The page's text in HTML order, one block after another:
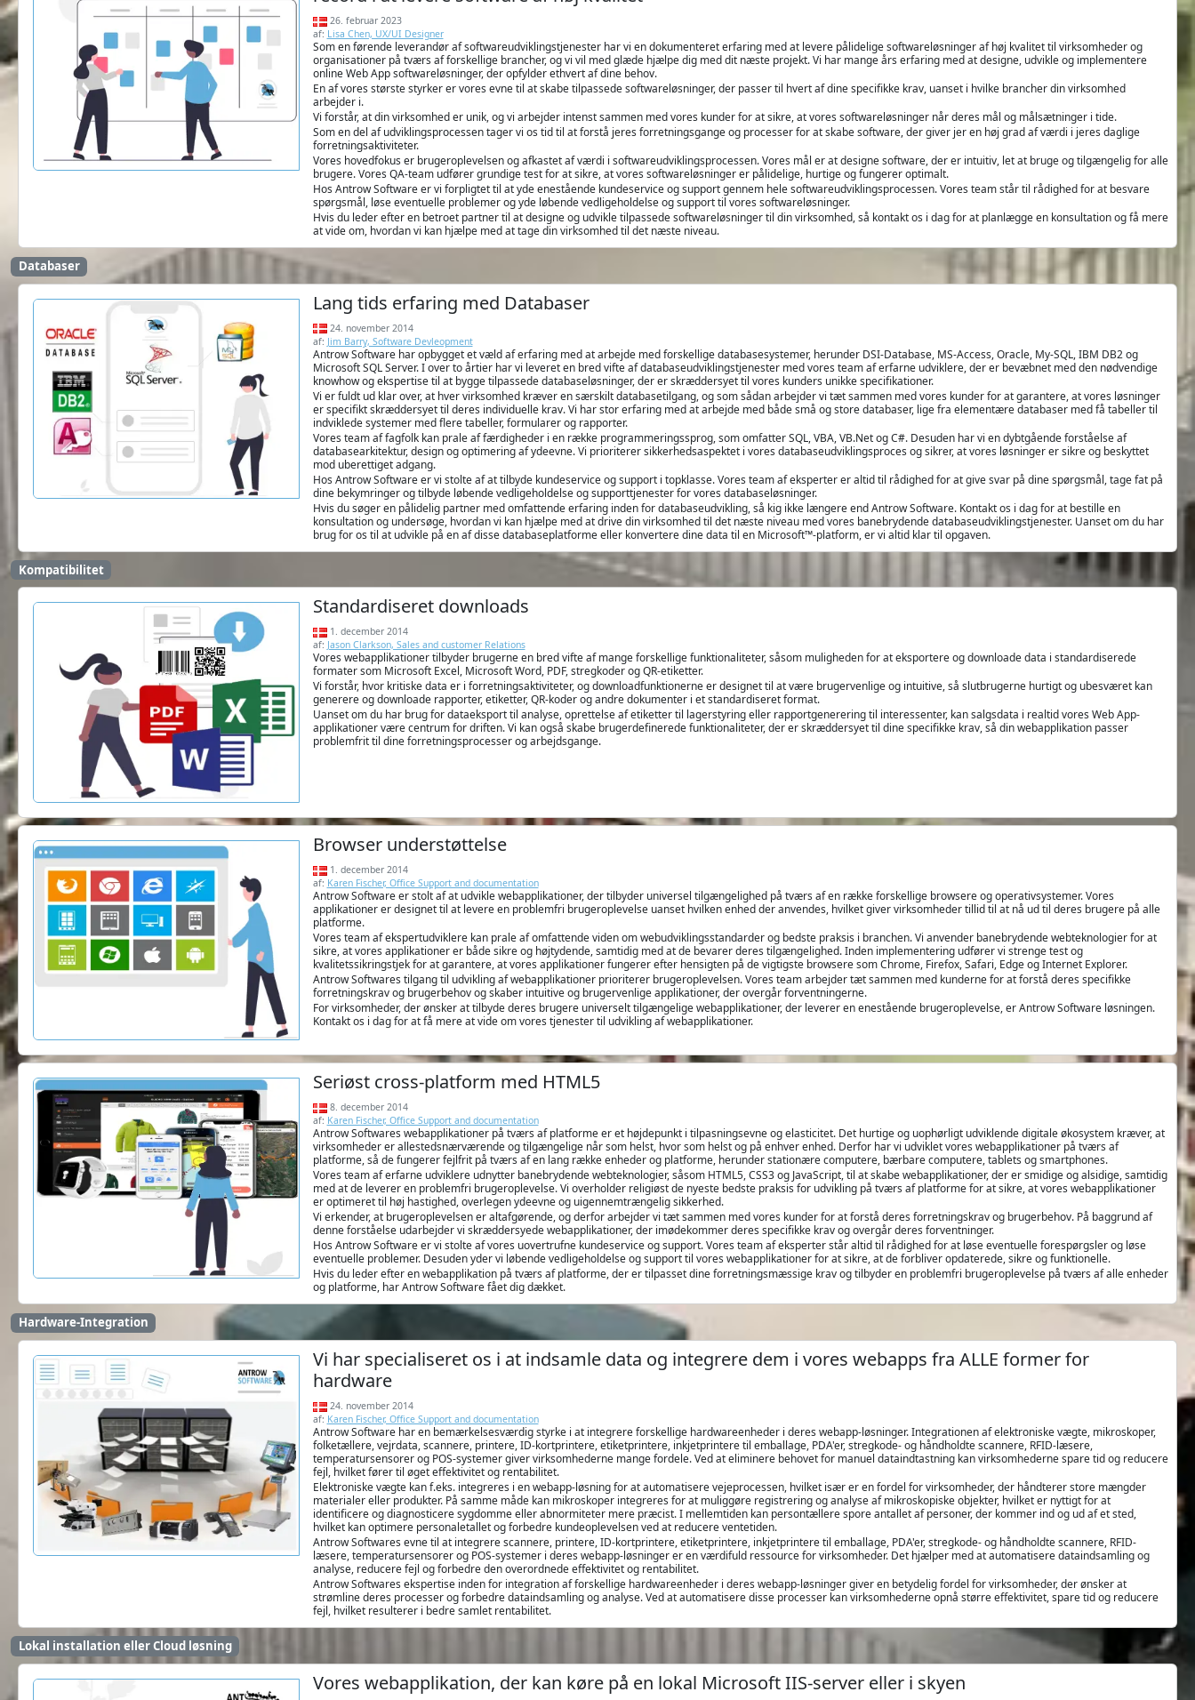
26. februar 2023
af: Lisa Chen, UX/UI Designer
Som en førende leverandør af softwareudviklingstjenester har vi en dokumenteret erfaring med at levere pålidelige softwareløsninger af høj kvalitet til virksomheder og
organisationer på tværs af forskellige brancher, og vi vil med glæde hjælpe dig med dit næste projekt. Vi har mange års erfaring med at designe, udvikle og implementere
online Web App softwareløsninger, der opfylder ethvert af dine behov.
En af vores største styrker er vores evne til at skabe tilpassede softwareløsninger, der passer til hvert af dine specifikke krav, uanset i hvilke brancher din virksomhed
arbejder i.
Vi forstår, at din virksomhed er unik, og vi arbejder intenst sammen med vores kunder for at sikre, at vores softwareløsninger når deres mål og målsætninger i tide.
Som en del af udviklingsprocessen tager vi os tid til at forstå jeres forretningsgange og processer for at skabe software, der giver jer en høj grad af værdi i jeres daglige
forretningsaktiviteter.
Vores hovedfokus er brugeroplevelsen og afkastet af værdi i softwareudviklingsprocessen. Vores mål er at designe software, der er intuitiv, let at bruge og tilgængelig for alle
brugere. Vores QA-team udfører grundige test for at sikre, at vores softwareløsninger er pålidelige, hurtige og fungerer optimalt.
Hos Antrow Software er vi forpligtet til at yde enestående kundeservice og support gennem hele softwareudviklingsprocessen. Vores team står til rådighed for at besvare
spørgsmål, løse eventuelle problemer og yde løbende vedligeholdelse og support til vores softwareløsninger.
Hvis du leder efter en betroet partner til at designe og udvikle tilpassede softwareløsninger til din virksomhed, så kontakt os i dag for at planlægge en konsultation og få mere
at vide om, hvordan vi kan hjælpe med at tage din virksomhed til det næste niveau.
Databaser
Lang tids erfaring med Databaser
24. november 2014
af: Jim Barry, Software Devleopment
Antrow Software har opbygget et væld af erfaring med at arbejde med forskellige databasesystemer, herunder DSI-Database, MS-Access, Oracle, My-SQL, IBM DB2 og
Microsoft SQL Server. I over to årtier har vi leveret en bred vifte af databaseudviklingstjenester med vores team af erfarne udviklere, der er bevæbnet med den nødvendige
knowhow og ekspertise til at bygge tilpassede databaseløsninger, der er skræddersyet til vores kunders unikke specifikationer.
Vi er fuldt ud klar over, at hver virksomhed kræver en særskilt databasetilgang, og som sådan arbejder vi tæt sammen med vores kunder for at garantere, at vores løsninger
er specifikt skræddersyet til deres individuelle krav. Vi har stor erfaring med at arbejde med både små og store databaser, lige fra elementære databaser med få tabeller til
indviklede systemer med flere tabeller, formularer og rapporter.
Vores team af fagfolk kan prale af færdigheder i en række programmeringssprog, som omfatter SQL, VBA, VB.Net og C#. Desuden har vi en dybtgående forståelse af
databasearkitektur, design og optimering af ydeevne. Vi prioriterer sikkerhedsaspektet i vores databaseudviklingsproces og sikrer, at vores løsninger er sikre og beskyttet
mod uberettiget adgang.
Hos Antrow Software er vi stolte af at tilbyde kundeservice og support i topklasse. Vores team af eksperter er altid til rådighed for at give svar på dine spørgsmål, tage fat på
dine bekymringer og tilbyde løbende vedligeholdelse og supporttjenester for vores databaseløsninger.
Hvis du søger en pålidelig partner med omfattende erfaring inden for databaseudvikling, så kig ikke længere end Antrow Software. Kontakt os i dag for at bestille en
konsultation og undersøge, hvordan vi kan hjælpe med at drive din virksomhed til det næste niveau med vores banebrydende databaseudviklingstjenester. Uanset om du har
brug for os til at udvikle på en af disse databaseplatforme eller konvertere dine data til en Microsoft™-platform, er vi altid klar til opgaven.
Kompatibilitet
Standardiseret downloads
1. december 2014
af: Jason Clarkson, Sales and customer Relations
Vores webapplikationer tilbyder brugerne en bred vifte af mange forskellige funktionaliteter, såsom muligheden for at eksportere og downloade data i standardiserede
formater som Microsoft Excel, Microsoft Word, PDF, stregkoder og QR-etiketter.
Vi forstår, hvor kritiske data er i forretningsaktiviteter, og downloadfunktionerne er designet til at være brugervenlige og intuitive, så slutbrugerne hurtigt og ubesværet kan
generere og downloade rapporter, etiketter, QR-koder og andre dokumenter i et standardiseret format.
Uanset om du har brug for dataeksport til analyse, oprettelse af etiketter til lagerstyring eller rapportgenerering til interessenter, kan salgsdata i realtid vores Web App-
applikationer være centrum for driften. Vi kan også skabe brugerdefinerede funktionaliteter, der er skræddersyet til dine specifikke krav, så din webapplikation passer
problemfrit til dine forretningsprocesser og arbejdsgange.
Browser understøttelse
1. december 2014
af: Karen Fischer, Office Support and documentation
Antrow Software er stolt af at udvikle webapplikationer, der tilbyder universel tilgængelighed på tværs af en række forskellige browsere og operativsystemer. Vores
applikationer er designet til at levere en problemfri brugeroplevelse uanset hvilken enhed der anvendes, hvilket giver virksomheder tillid til at nå ud til deres brugere på alle
platforme.
Vores team af ekspertudviklere kan prale af omfattende viden om webudviklingsstandarder og bedste praksis i branchen. Vi anvender banebrydende webteknologier for at
sikre, at vores applikationer er både sikre og højtydende, samtidig med at de bevarer deres tilgængelighed. Inden implementering udfører vi strenge test og
kvalitetssikringstjek for at garantere, at vores applikationer fungerer efter hensigten på de vigtigste browsere som Chrome, Firefox, Safari, Edge og Internet Explorer.
Antrow Softwares tilgang til udvikling af webapplikationer prioriterer brugeroplevelsen. Vores team arbejder tæt sammen med kunderne for at forstå deres specifikke
forretningskrav og brugerbehov og skaber intuitive og brugervenlige applikationer, der overgår forventningerne.
For virksomheder, der ønsker at tilbyde deres brugere universelt tilgængelige webapplikationer, der leverer en enestående brugeroplevelse, er Antrow Software løsningen.
Kontakt os i dag for at få mere at vide om vores tjenester til udvikling af webapplikationer.
Seriøst cross-platform med HTML5
8. december 2014
af: Karen Fischer, Office Support and documentation
Antrow Softwares webapplikationer på tværs af platforme er et højdepunkt i tilpasningsevne og elasticitet. Det hurtige og uophørligt udviklende digitale økosystem kræver, at
virksomheder er allestedsnærværende og tilgængelige når som helst, hvor som helst og på enhver enhed. Derfor har vi udviklet vores webapplikationer på tværs af
platforme, så de fungerer fejlfrit på tværs af en lang række enheder og platforme, herunder stationære computere, bærbare computere, tablets og smartphones.
Vores team af erfarne udviklere udnytter banebrydende webteknologier, såsom HTML5, CSS3 og JavaScript, til at skabe webapplikationer, der er smidige og alsidige, samtidig
med at de leverer en problemfri brugeroplevelse. Vi overholder religiøst de nyeste bedste praksis for udvikling på tværs af platforme for at sikre, at vores webapplikationer
er optimeret til høj hastighed, overlegen ydeevne og uigennemtrængelig sikkerhed.
Vi erkender, at brugeroplevelsen er altafgørende, og derfor arbejder vi tæt sammen med vores kunder for at forstå deres forretningskrav og brugerbehov. På baggrund af
denne forståelse udarbejder vi skræddersyede webapplikationer, der imødekommer deres specifikke krav og overgår deres forventninger.
Hos Antrow Software er vi stolte af vores uovertrufne kundeservice og support. Vores team af eksperter står altid til rådighed for at løse eventuelle forespørgsler og løse
eventuelle problemer. Desuden yder vi løbende vedligeholdelse og support til vores webapplikationer for at sikre, at de forbliver opdaterede, sikre og funktionelle.
Hvis du leder efter en webapplikation på tværs af platforme, der er tilpasset dine forretningsmæssige krav og tilbyder en problemfri brugeroplevelse på tværs af alle enheder
og platforme, har Antrow Software fået dig dækket.
Hardware-Integration
Vi har specialiseret os i at indsamle data og integrere dem i vores webapps fra ALLE former for
hardware
24. november 2014
af: Karen Fischer, Office Support and documentation
Antrow Software har en bemærkelsesværdig styrke i at integrere forskellige hardwareenheder i deres webapp-løsninger. Integrationen af elektroniske vægte, mikroskoper,
folketællere, vejrdata, scannere, printere, ID-kortprintere, etiketprintere, inkjetprintere til emballage, PDA'er, stregkode- og håndholdte scannere, RFID-læsere,
temperatursensorer og POS-systemer giver virksomhederne mange fordele. Ved at eliminere behovet for manuel dataindtastning kan virksomhederne spare tid og reducere
fejl, hvilket fører til øget effektivitet og rentabilitet.
Elektroniske vægte kan f.eks. integreres i en webapp-løsning for at automatisere vejeprocessen, hvilket især er en fordel for virksomheder, der håndterer store mængder
materialer eller produkter. På samme måde kan mikroskoper integreres for at muliggøre registrering og analyse af mikroskopiske objekter, hvilket er nyttigt for at
identificere og diagnosticere sygdomme eller abnormiteter mere præcist. I mellemtiden kan persontællere spore antallet af personer, der kommer ind og ud af et sted,
hvilket kan optimere personaletallet og forbedre kundeoplevelsen ved at reducere ventetiden.
Antrow Softwares evne til at integrere scannere, printere, ID-kortprintere, etiketprintere, inkjetprintere til emballage, PDA'er, stregkode- og håndholdte scannere, RFID-
læsere, temperatursensorer og POS-systemer i deres webapp-løsninger er en værdifuld ressource for virksomheder. Det hjælper med at automatisere dataindsamling og
analyse, reducere fejl og forbedre den overordnede effektivitet og rentabilitet.
Antrow Softwares ekspertise inden for integration af forskellige hardwareenheder i deres webapp-løsninger giver en betydelig fordel for virksomheder, der ønsker at
strømline deres processer og forbedre dataindsamling og analyse. Ved at automatisere disse processer kan virksomhederne opnå større effektivitet, spare tid og reducere
fejl, hvilket resulterer i bedre samlet rentabilitet.
Lokal installation eller Cloud løsning
Vores webapplikation, der kan køre på en lokal Microsoft IIS-server eller i skyen